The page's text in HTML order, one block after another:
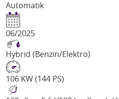
Automatik
06/2025
Hybrid (Benzin/Elektro)
106 KW (144 PS)